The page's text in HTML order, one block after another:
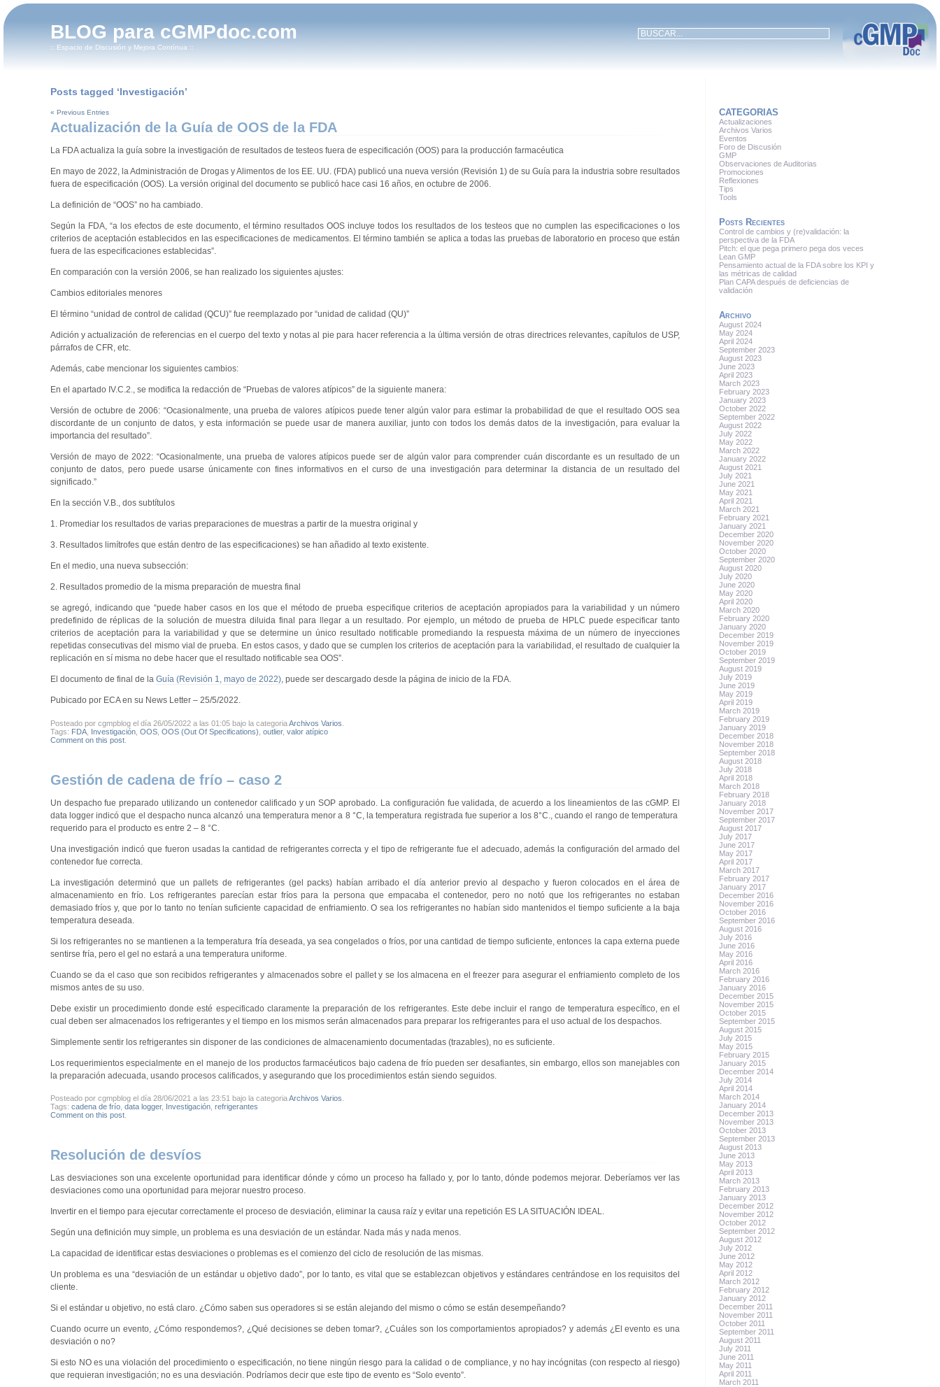
BLOG para cGMPdoc.com
:: Espacio de Discusión y Mejora Contínua ::
Posts tagged ‘Investigación’
« Previous Entries
Actualización de la Guía de OOS de la FDA
La FDA actualiza la guía sobre la investigación de resultados de testeos fuera de especificación (OOS) para la producción farmacéutica
En mayo de 2022, la Administración de Drogas y Alimentos de los EE. UU. (FDA) publicó una nueva versión (Revisión 1) de su Guía para la industria sobre resultados
fuera de especificación (OOS). La versión original del documento se publicó hace casi 16 años, en octubre de 2006.
La definición de “OOS” no ha cambiado.
Según la FDA, “a los efectos de este documento, el término resultados OOS incluye todos los resultados de los testeos que no cumplen las especificaciones o los
criterios de aceptación establecidos en las especificaciones de medicamentos. El término también se aplica a todas las pruebas de laboratorio en proceso que están
fuera de las especificaciones establecidas”.
En comparación con la versión 2006, se han realizado los siguientes ajustes:
Cambios editoriales menores
El término “unidad de control de calidad (QCU)” fue reemplazado por “unidad de calidad (QU)”
Adición y actualización de referencias en el cuerpo del texto y notas al pie para hacer referencia a la última versión de otras directrices relevantes, capítulos de USP,
párrafos de CFR, etc.
Además, cabe mencionar los siguientes cambios:
En el apartado IV.C.2., se modifica la redacción de “Pruebas de valores atípicos” de la siguiente manera:
Versión de octubre de 2006: “Ocasionalmente, una prueba de valores atípicos puede tener algún valor para estimar la probabilidad de que el resultado OOS sea
discordante de un conjunto de datos, y esta información se puede usar de manera auxiliar, junto con todos los demás datos de la investigación, para evaluar la
importancia del resultado”.
Versión de mayo de 2022: “Ocasionalmente, una prueba de valores atípicos puede ser de algún valor para comprender cuán discordante es un resultado de un
conjunto de datos, pero puede usarse únicamente con fines informativos en el curso de una investigación para determinar la distancia de un resultado del
significado.”
En la sección V.B., dos subtítulos
1. Promediar los resultados de varias preparaciones de muestras a partir de la muestra original y
3. Resultados limítrofes que están dentro de las especificaciones) se han añadido al texto existente.
En el medio, una nueva subsección:
2. Resultados promedio de la misma preparación de muestra final
se agregó, indicando que “puede haber casos en los que el método de prueba especifique criterios de aceptación apropiados para la variabilidad y un número
predefinido de réplicas de la solución de muestra diluida final para llegar a un resultado. Por ejemplo, un método de prueba de HPLC puede especificar tanto
criterios de aceptación para la variabilidad y que se determine un único resultado notificable promediando la respuesta máxima de un número de inyecciones
repetidas consecutivas del mismo vial de prueba. En estos casos, y dado que se cumplen los criterios de aceptación para la variabilidad, el resultado de cualquier la
replicación en sí misma no debe hacer que el resultado notificable sea OOS”.
El documento de final de la Guía (Revisión 1, mayo de 2022), puede ser descargado desde la página de inicio de la FDA.
Pubicado por ECA en su News Letter – 25/5/2022.
Posteado por cgmpblog el día 26/05/2022 a las 01:05 bajo la categoriaArchivos Varios
Tags: FDA, Investigación, OOS, OOS (Out Of Specifications) outlier, valor atípico
Comment on this post.
Gestión de cadena de frío – caso 2
Un despacho fue preparado utilizando un contenedor calificado y un SOP aprobado. La configuración fue validada, de acuerdo a los lineamientos de las cGMP. El
data logger indicó que el despacho nunca alcanzó una temperatura menor a 8 °C, la temperatura registrada fue superior a los 8°C., cuando el rango de temperatura
requerido para el producto es entre 2 – 8 °C.
Una investigación indicó que fueron usadas la cantidad de refrigerantes correcta y el tipo de refrigerante fue el adecuado, además la configuración del armado del
contenedor fue correcta.
La investigación determinó que un pallets de refrigerantes (gel packs) habían arribado el día anterior previo al despacho y fueron colocados en el área de
almacenamiento en frío. Los refrigerantes parecían estar fríos para la persona que empacaba el contenedor, pero no notó que los refrigerantes no estaban
demasiado fríos y, que por lo tanto no tenían suficiente capacidad de enfriamiento. O sea los refrigerantes no habían sido mantenidos el tiempo suficiente a la baja
temperatura deseada.
Si los refrigerantes no se mantienen a la temperatura fría deseada, ya sea congelados o fríos, por una cantidad de tiempo suficiente, entonces la capa externa puede
sentirse fría, pero el gel no estará a una temperatura uniforme.
Cuando se da el caso que son recibidos refrigerantes y almacenados sobre el pallet y se los almacena en el freezer para asegurar el enfriamiento completo de los
mismos antes de su uso.
Debe existir un procedimiento donde esté especificado claramente la preparación de los refrigerantes. Este debe incluir el rango de temperatura específico, en el
cual deben ser almacenados los refrigerantes y el tiempo en los mismos serán almacenados para preparar los refrigerantes para el uso actual de los despachos.
Simplemente sentir los refrigerantes sin disponer de las condiciones de almacenamiento documentadas (trazables), no es suficiente.
Los requerimientos especialmente en el manejo de los productos farmacéuticos bajo cadena de frío pueden ser desafiantes, sin embargo, ellos son manejables con
la preparación adecuada, usando procesos calificados, y asegurando que los procedimientos están siendo seguidos.
Posteado por cgmpblog el día 28/06/2021 a las 23:51 bajo la categoriaArchivos Varios.
Tags: cadena de frío, data logger, Investigación, refrigerantes
Comment on this post.
Resolución de desvíos
Las desviaciones son una excelente oportunidad para identificar dónde y cómo un proceso ha fallado y, por lo tanto, dónde podemos mejorar. Deberíamos ver las
desviaciones como una oportunidad para mejorar nuestro proceso.
Invertir en el tiempo para ejecutar correctamente el proceso de desviación, eliminar la causa raíz y evitar una repetición ES LA SITUACIÓN IDEAL.
Según una definición muy simple, un problema es una desviación de un estándar. Nada más y nada menos.
La capacidad de identificar estas desviaciones o problemas es el comienzo del ciclo de resolución de las mismas.
Un problema es una “desviación de un estándar u objetivo dado”, por lo tanto, es vital que se establezcan objetivos y estándares centrándose en los requisitos del
cliente.
Si el estándar u objetivo, no está claro. ¿Cómo saben sus operadores si se están alejando del mismo o cómo se están desempeñando?
Cuando ocurre un evento, ¿Cómo respondemos?, ¿Qué decisiones se deben tomar?, ¿Cuáles son los comportamientos apropiados? y además ¿El evento es una
desviación o no?
Si esto NO es una violación del procedimiento o especificación, no tiene ningún riesgo para la calidad o de compliance, y no hay incógnitas (con respecto al riesgo)
que requieran investigación; no es una desviación. Podríamos decir que este tipo de evento es “Solo evento”.
CATEGORIAS
Actualizaciones
Archivos Varios
Eventos
Foro de Discusión
GMP
Observaciones de Auditorias
Promociones
Reflexiones
Tips
Tools
Posts Recientes
Control de cambios y (re)validación: la
perspectiva de la FDA
Pitch: el que pega primero pega dos veces
Lean GMP
Pensamiento actual de la FDA sobre los KPI y
las métricas de calidad
Plan CAPA después de deficiencias de
validación
Archivo
August 2024
May 2024
April 2024
September 2023
August 2023
June 2023
April 2023
March 2023
February 2023
January 2023
October 2022
September 2022
August 2022
July 2022
May 2022
March 2022
January 2022
August 2021
July 2021
June 2021
May 2021
April 2021
March 2021
February 2021
January 2021
December 2020
November 2020
October 2020
September 2020
August 2020
July 2020
June 2020
May 2020
April 2020
March 2020
February 2020
January 2020
December 2019
November 2019
October 2019
September 2019
August 2019
July 2019
June 2019
May 2019
April 2019
March 2019
February 2019
January 2019
December 2018
November 2018
September 2018
August 2018
July 2018
April 2018
March 2018
February 2018
January 2018
November 2017
September 2017
August 2017
July 2017
June 2017
May 2017
April 2017
March 2017
February 2017
January 2017
December 2016
November 2016
October 2016
September 2016
August 2016
July 2016
June 2016
May 2016
April 2016
March 2016
February 2016
January 2016
December 2015
November 2015
October 2015
September 2015
August 2015
July 2015
May 2015
February 2015
January 2015
December 2014
July 2014
April 2014
March 2014
January 2014
December 2013
November 2013
October 2013
September 2013
August 2013
June 2013
May 2013
April 2013
March 2013
February 2013
January 2013
December 2012
November 2012
October 2012
September 2012
August 2012
July 2012
June 2012
May 2012
April 2012
March 2012
February 2012
January 2012
December 2011
November 2011
October 2011
September 2011
August 2011
July 2011
June 2011
May 2011
April 2011
March 2011